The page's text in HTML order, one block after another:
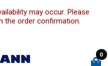
may occur. Please
the order confirmation.
0